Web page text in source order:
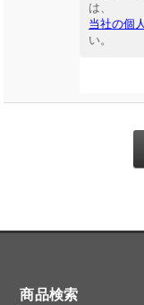
は、
当社の個
い。
商品検索